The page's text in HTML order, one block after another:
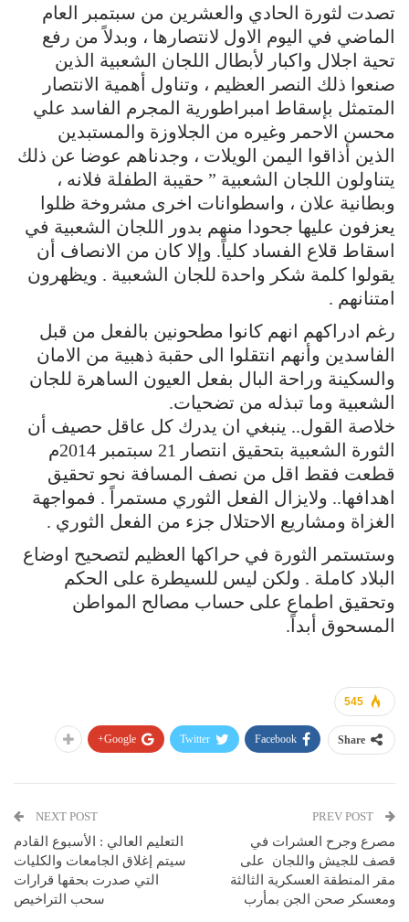
تصدت لثورة الحادي والعشرين من سبتمبر العام
الماضي في اليوم الاول لانتصارها ، وبدلاً من رفع
تحية اجلال واكبار لأبطال اللجان الشعبية الذين
صنعوا ذلك النصر العظيم ، وتناول أهمية الانتصار
المتمثل بإسقاط امبراطورية المجرم الفاسد علي
محسن الاحمر وغيره من الجلاوزة والمستبدين
الذين أذاقوا اليمن الويلات ، وجدناهم عوضا عن ذلك
يتناولون اللجان الشعبية ” حقيبة الطفلة فلانه ،
وبطانية علان ، واسطوانات اخرى مشروخة ظلوا
يعزفون عليها جحودا منهم بدور اللجان الشعبية في
اسقاط قلاع الفساد كلياً. وإلا كان من الانصاف أن
يقولوا كلمة شكر واحدة للجان الشعبية . ويظهرون
امتنانهم .
رغم ادراكهم انهم كانوا مطحونين بالفعل من قبل
الفاسدين وأنهم انتقلوا الى حقبة ذهبية من الامان
والسكينة وراحة البال بفعل العيون الساهرة للجان
الشعبية وما تبذله من تضحيات.
خلاصة القول.. ينبغي ان يدرك كل عاقل حصيف أن
الثورة الشعبية بتحقيق انتصار 21 سبتمبر 2014م
قطعت فقط اقل من نصف المسافة نحو تحقيق
اهدافها.. ولايزال الفعل الثوري مستمراً . فمواجهة
الغزاة ومشاريع الاحتلال جزء من الفعل الثوري .
وستستمر الثورة في حراكها العظيم لتصحيح اوضاع
البلاد كاملة . ولكن ليس للسيطرة على الحكم
وتحقيق اطماع على حساب مصالح المواطن
المسحوق أبداً.
545
Share
Facebook
Twitter
Google+
مصرع وجرح العشرات في
قصف للجيش واللجان على
مقر المنطقة العسكرية الثالثة
ومعسكر صحن الجن بمأرب
NEXT POST
التعليم العالي : الأسبوع القادم
سيتم إغلاق الجامعات والكليات
التي صدرت بحقها قرارات
سحب التراخيص